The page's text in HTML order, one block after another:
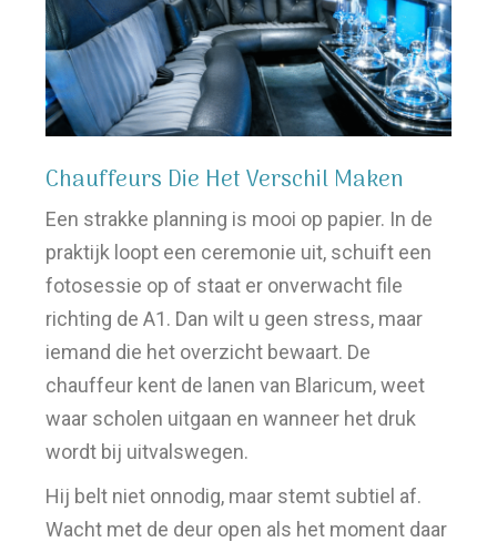
Chauffeurs Die Het Verschil Maken
Een strakke planning is mooi op papier. In de
praktijk loopt een ceremonie uit, schuift een
fotosessie op of staat er onverwacht file
richting de A1. Dan wilt u geen stress, maar
iemand die het overzicht bewaart. De
chauffeur kent de lanen van Blaricum, weet
waar scholen uitgaan en wanneer het druk
wordt bij uitvalswegen.
Hij belt niet onnodig, maar stemt subtiel af.
Wacht met de deur open als het moment daar